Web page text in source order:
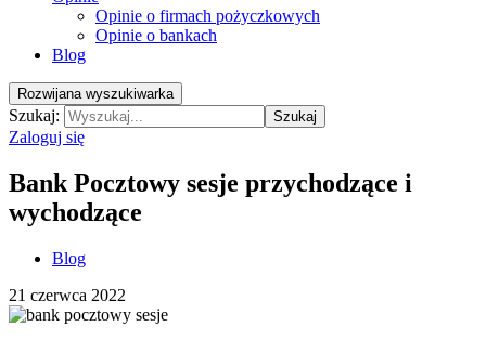
Opinie o firmach pożyczkowych
Opinie o bankach
Blog
Rozwijana wyszukiwarka
Szukaj: Szukaj
Zaloguj się
Bank Pocztowy sesje przychodzące i
wychodzące
Blog
21 czerwca 2022